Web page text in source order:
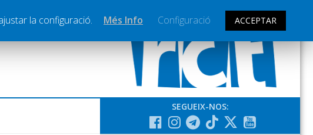
SEGUEIX-NOS:
la configuració. Més Info Configuració ACCEPTAR